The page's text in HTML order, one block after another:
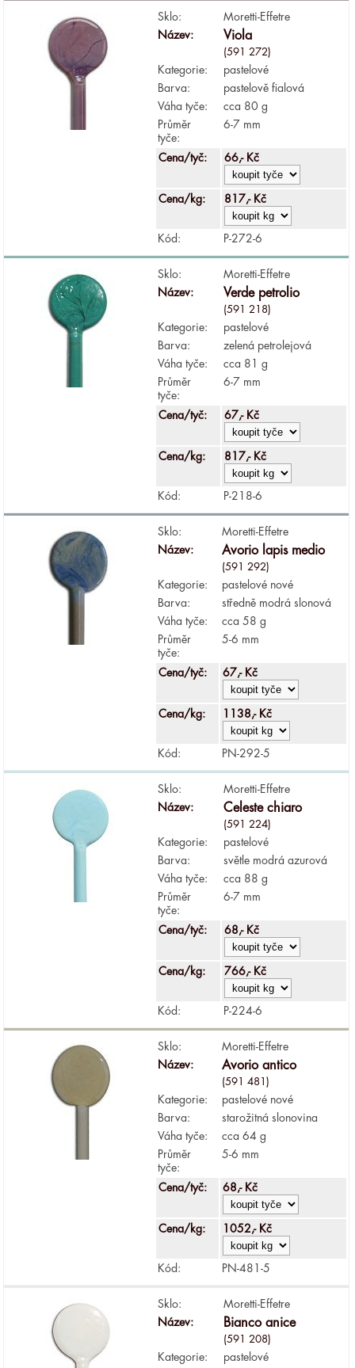
Sklo:
Moretti-Effetre
Název:
Viola
(591 272)
Kategorie:
pastelové
Barva:
pastelově fialová
Váha tyče:
cca 80 g
Průměr
tyče:
6-7 mm
Cena/tyč: 66,- Kč
Cena/kg: 817,- Kč
Kód: P-272-6
Sklo:
Moretti-Effetre
Název:
Verde petrolio
(591 218)
Kategorie:
pastelové
Barva:
zelená petrolejová
Váha tyče:
cca 81 g
Průměr
tyče:
6-7 mm
Cena/tyč: 67,- Kč
Cena/kg: 817,- Kč
Kód: P-218-6
Sklo:
Moretti-Effetre
Název:
Avorio lapis medio
(591 292)
Kategorie:
pastelové nové
Barva:
středně modrá slonová
Váha tyče:
cca 58 g
Průměr
tyče:
5-6 mm
Cena/tyč: 67,- Kč
Cena/kg: 1138,- Kč
Kód: PN-292-5
Sklo:
Moretti-Effetre
Název:
Celeste chiaro
(591 224)
Kategorie:
pastelové
Barva:
světle modrá azurová
Váha tyče:
cca 88 g
Průměr
tyče:
6-7 mm
Cena/tyč: 68,- Kč
Cena/kg: 766,- Kč
Kód: P-224-6
Sklo:
Moretti-Effetre
Název:
Avorio antico
(591 481)
Kategorie:
pastelové nové
Barva:
starožitná slonovina
Váha tyče:
cca 64 g
Průměr
tyče:
5-6 mm
Cena/tyč: 68,- Kč
Cena/kg: 1052,- Kč
Kód: PN-481-5
Sklo:
Moretti-Effetre
Název:
Bianco anice
(591 208)
Kategorie:
pastelové